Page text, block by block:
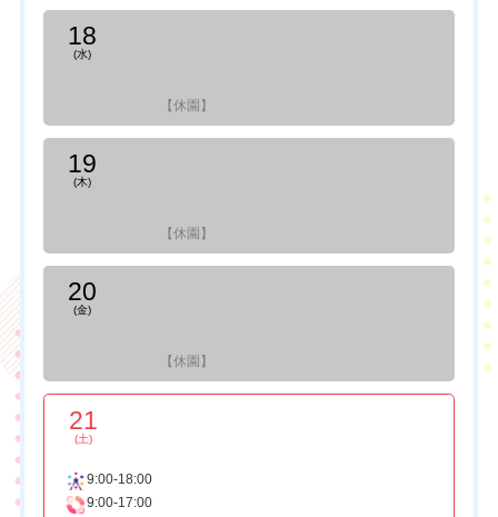
18
(水)
【休園】
19
(木)
【休園】
20
(金)
【休園】
21
(土)
9:00-18:00
9:00-17:00